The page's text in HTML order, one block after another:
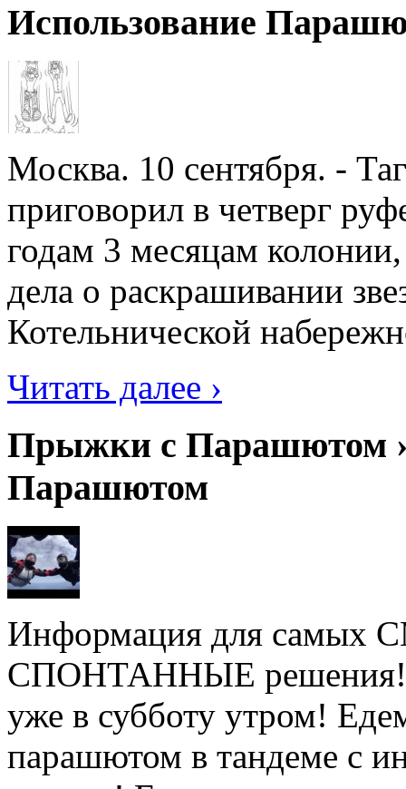
Использование
Москва. 10 сентября. -
приговорил в четверг
годам 3 месяцам
дела о раскрашивании
Котельнической
Читать далее ›
Прыжки с Парашютом
Парашютом
Информация для
СПОНТАННЫЕ решения!
уже в субботу утром!
парашютом в тандеме с